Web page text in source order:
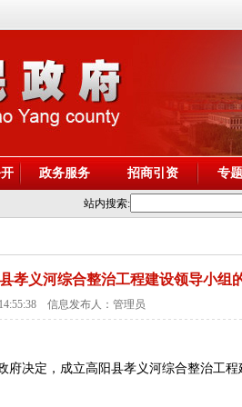
政务服务 招商引资 专
站内搜索:
孝义河综合整治工程建设领导小组
信息发布人：管理员
决定，成立高阳县孝义河综合整治工程